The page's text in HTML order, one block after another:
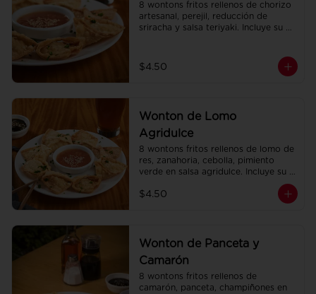
8 wontons fritos rellenos de chorizo
artesanal, perejil, reducción de
sriracha y salsa teriyaki. Incluye su
$4.50
Wonton de Lomo
Agridulce
8 wontons fritos rellenos de lomo de
res, zanahoria, cebolla, pimiento
verde en salsa agridulce. Incluye su
$4.50
Wonton de Panceta y
Camarón
8 wontons fritos rellenos de
camarón, panceta, champiñones en